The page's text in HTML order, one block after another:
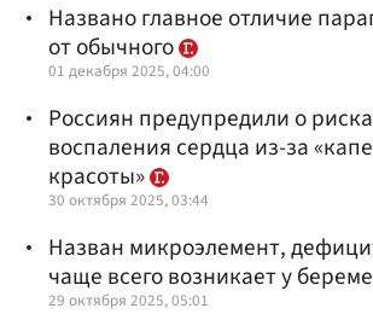
Названо главное отличие
от обычного
01 декабря 2025, 04:00
Россиян предупредили о
воспаления сердца из-за
красоты»
30 октября 2025, 03:44
Назван микроэлемент,
чаще всего возникает у
29 октября 2025, 05:01